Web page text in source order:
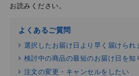
お読みください。
よくあるご質問
選択したお届け日より早く届けられ
検討中の商品の最短のお届け日を知
注文の変更・キャンセルをしたい